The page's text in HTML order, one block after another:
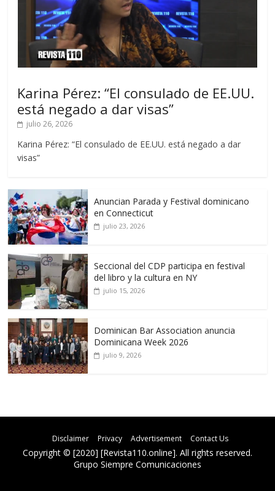
Karina Pérez: “El consulado de EE.UU.
está negado a dar visas”
julio 26, 2026
Karina Pérez: “El consulado de EE.UU. está negado a dar
visas”
Anuncian Parada y Festival dominicano
en Connecticut
julio 23, 2026
Seccional del CDP participa en festival
del libro y la cultura en NY
julio 15, 2026
Dominican Bar Association anuncia
Dominicana Week 2026
julio 9, 2026
Disclaimer Privacy Advertisement Contact Us
Copyright © [2020] [Revista110.online]. All rights reserved.
Grupo Siempre Comunicaciones